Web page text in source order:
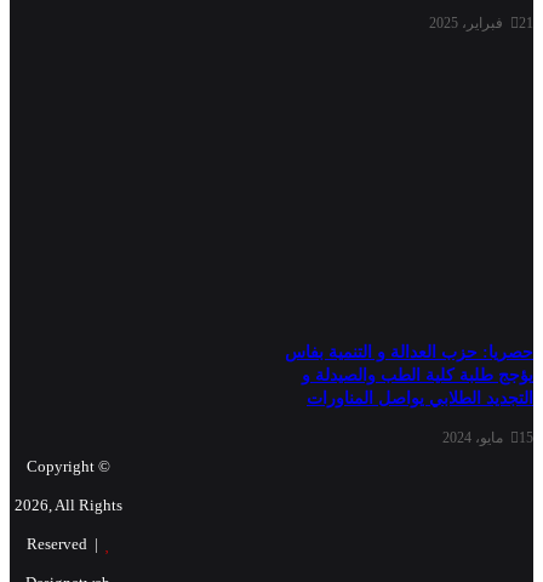
21 فبراير، 2025
حصريا: حزب العدالة و التنمية بفاس
يؤجج طلبة كلية الطب والصيدلة و
التجديد الطلابي يواصل المناورات
15 مايو، 2024
© Copyright
2026, All Rights
Reserved |